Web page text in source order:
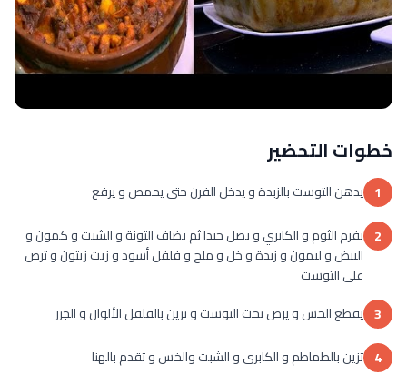
خطوات التحضير
1 يدهن التوست بالزبدة و يدخل الفرن حتى يحمص و يرفع
2 يفرم الثوم و الكابري و بصل جيدا ثم يضاف التونة و الشبت و كمون و
البيض و ليمون و زبدة و خل و ملح و فلفل أسود و زيت زيتون و ترص
على التوست
3 يقطع الخس و يرص تحت التوست و تزين بالفلفل الألوان و الجزر
4 تزين بالطماطم و الكابرى و الشبت والخس و تقدم بالهنا